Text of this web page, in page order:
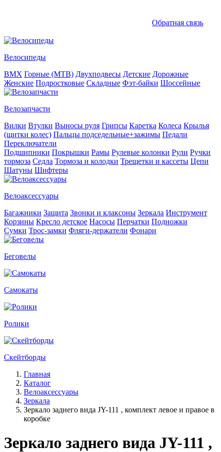
Обратная связь
Велосипеды
BMX Горные (MTB) Двухподвесы Детские Дорожные
Женские Подростковые Складные Фэт-байки Шоссейные
Велозапчасти
Вилки Втулки Выносы руля Грипсы Каретка Колеса Крылья
(щитки колес) Пальцы подседельные+зажимы Педали
Переключатели
Подшипники Покрышки Рамы Рулевые колонки Рули Ручки
тормоза Седла Тормоза и колодки Трещетки и кассеты Цепи
Шатуны Шифтеры
Велоаксессуары
Багажники Защита Звонки и клаксоны Зеркала Инструмент
Корзины Кресло детское Насосы Перчатки Подножки
Сумки Трос-замки Фляги-держатели Фонари
Беговелы
Самокаты
Ролики
Скейтборды
Главная
Каталог
Велоаксессуары
Зеркала
Зеркало заднего вида JY-111 , комплект левое и правое в
коробке
Зеркало заднего вида JY-111 ,